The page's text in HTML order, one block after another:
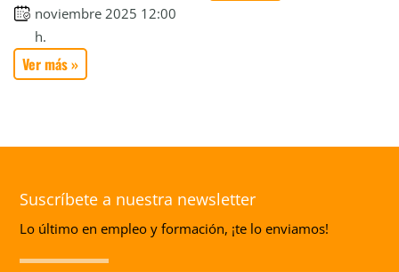
noviembre 2025 12:00
h.
Ver más »
Suscríbete a nuestra newsletter
Lo último en empleo y formación, ¡te lo enviamos!